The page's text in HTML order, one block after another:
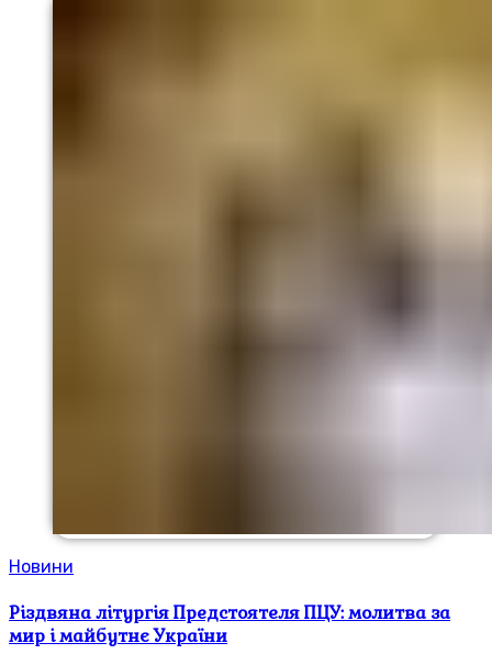
Новини
Різдвяна літургія Предстоятеля ПЦУ: молитва за
мир і майбутнє України